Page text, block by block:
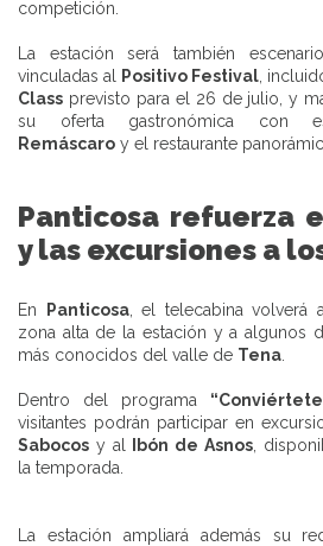
competición.
La estación será también
vinculadas al
Positivo Festival ,
Class previsto para el 26 de julio, y
su oferta gastronómica con
Remáscaro y el restaurante
Panticosa refuerza
y las excursiones a
En Panticosa, el telecabina volverá
zona alta de la estación y a algunos
más conocidos del valle de Tena
Dentro del programa
visitantes podrán participar en
Sabocos y al Ibón de Asnos,
la temporada.
La estación ampliará además su